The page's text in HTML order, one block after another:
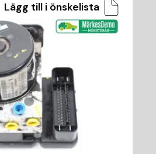
Lägg till i önskelista